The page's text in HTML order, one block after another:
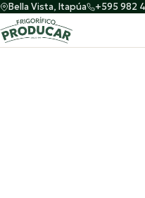
Bella Vista, Itapúa +595 982